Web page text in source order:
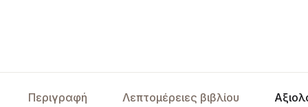
Περιγραφή Λεπτομέρειες βιβλίου